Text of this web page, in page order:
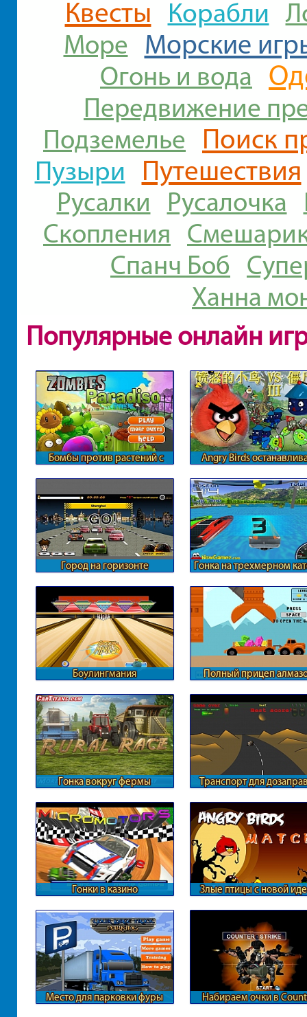
Квесты Корабли
Море Морские
Огонь и вода
Передвижение
Подземелье
Поиск
Пузыри Путешествия
Русалки Русалочка
Скопления
Спанч Боб
Ханна
Популярные онлайн
Бомбы против растений с
Angry Birds
Город на горизонте Гонка на трехмерном
Боулингмания Полный прицеп
Гонка вокруг фермы Транспорт для
Гонки в казино Злые птицы с новой
Место для парковки фуры
Набираем очки в